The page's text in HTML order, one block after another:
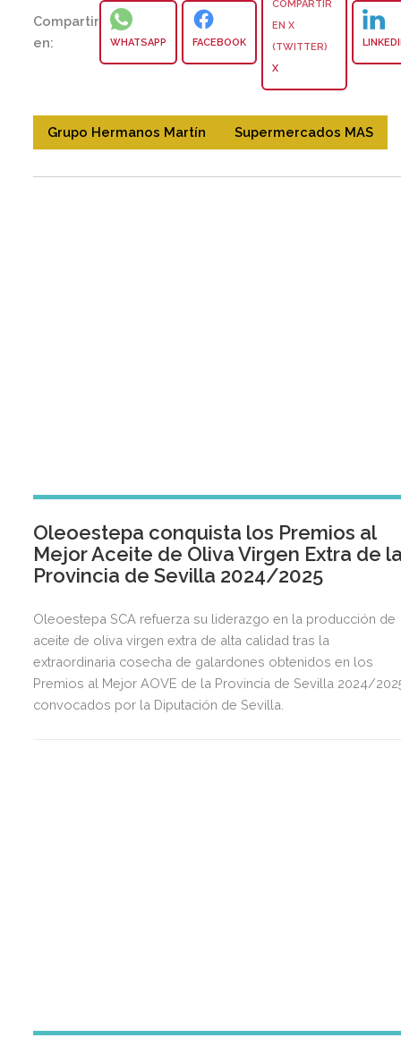
Compartir
en:
WHATSAPP FACEBOOK
X
Grupo Hermanos Martín Supermercados MAS
Oleoestepa conquista los Premios al
Mejor Aceite de Oliva Virgen Extra de
Provincia de Sevilla 2024/2025
Oleoestepa SCA refuerza su liderazgo en la producción de
aceite de oliva virgen extra de alta calidad tras la
extraordinaria cosecha de galardones obtenidos en los
Premios al Mejor AOVE de la Provincia de Sevilla 2024/
convocados por la Diputación de Sevilla.